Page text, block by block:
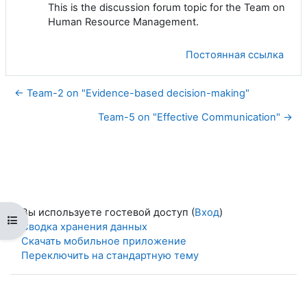
Открыть оглавление курса
This is the discussion forum topic for the Team on
Human Resource Management.
Постоянная ссылка
← Team-2 on "Evidence-based decision-making"
Team-5 on "Effective Communication" →
Вы используете гостевой доступ (Вход)
Сводка хранения данных
Скачать мобильное приложение
Переключить на стандартную тему